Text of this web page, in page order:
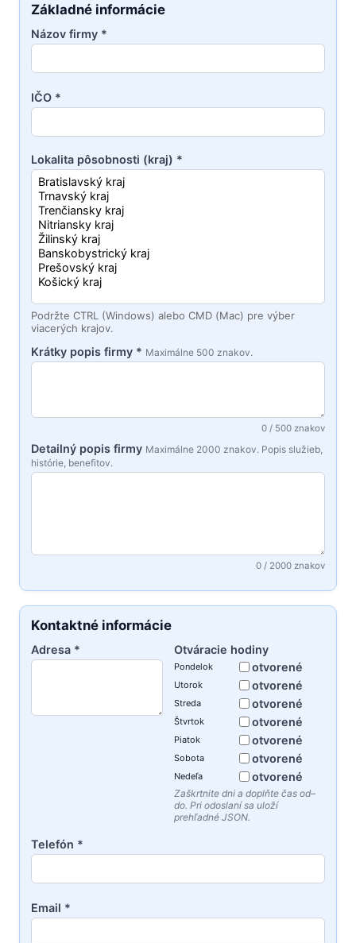
Základné informácie
Názov firmy *
IČO *
Lokalita pôsobnosti (kraj) *
Podržte CTRL (Windows) alebo CMD (Mac) pre výber
viacerých krajov.
Krátky popis firmy * Maximálne 500 znakov.
0 / 500 znakov
Detailný popis firmy Maximálne 2000 znakov. Popis služieb,
histórie, benefitov.
0 / 2000 znakov
Kontaktné informácie
Adresa * Otváracie hodiny
Pondelok otvorené
Utorok otvorené
Streda otvorené
Štvrtok otvorené
Piatok otvorené
Sobota otvorené
Nedeľa otvorené
Zaškrtnite dni a doplňte čas od–
do. Pri odoslaní sa uloží
prehľadné JSON.
Telefón *
Email *